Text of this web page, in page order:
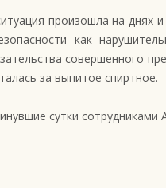
произошла на днях
как
совершенного
за выпитое спиртное.
сутки